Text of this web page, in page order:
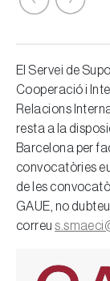
El Servei de
Cooperació i
Relacions
resta a la
Barcelona per
convocatòries
de les
GAUE, no
correu